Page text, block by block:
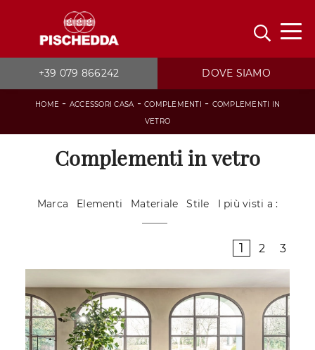
+39 079 866242 DOVE SIAMO
HOME - ACCESSORI CASA - COMPLEMENTI - COMPLEMENTI IN
VETRO
Complementi in vetro
Marca Elementi Materiale Stile I più visti a :
1 2 3